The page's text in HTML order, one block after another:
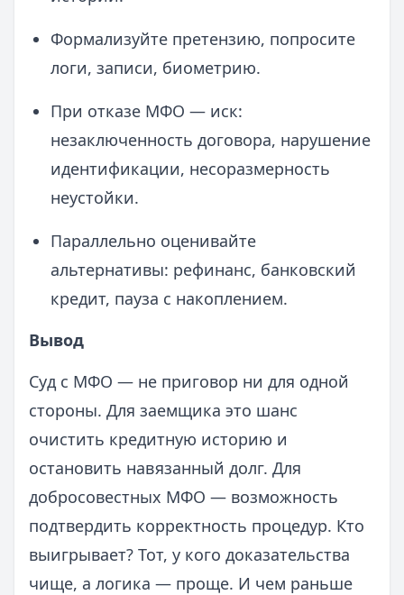
Формализуйте претензию, попросите
логи, записи, биометрию.
При отказе МФО — иск:
незаключенность договора, нарушение
идентификации, несоразмерность
неустойки.
Параллельно оценивайте
альтернативы: рефинанс, банковский
кредит, пауза с накоплением.
Вывод
Суд с МФО — не приговор ни для одной
стороны. Для заемщика это шанс
очистить кредитную историю и
остановить навязанный долг. Для
добросовестных МФО — возможность
подтвердить корректность процедур. Кто
выигрывает? Тот, у кого доказательства
чище, а логика — проще. И чем раньше